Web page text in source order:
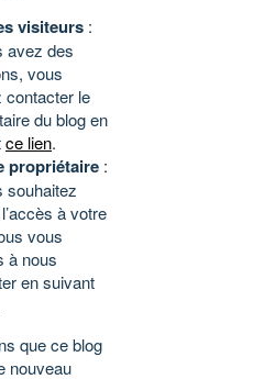
visiteurs :
avez des
vous
contacter le
du blog en
ce lien.
propriétaire :
souhaitez
à votre
vous
à nous
en suivant
que ce blog
nouveau